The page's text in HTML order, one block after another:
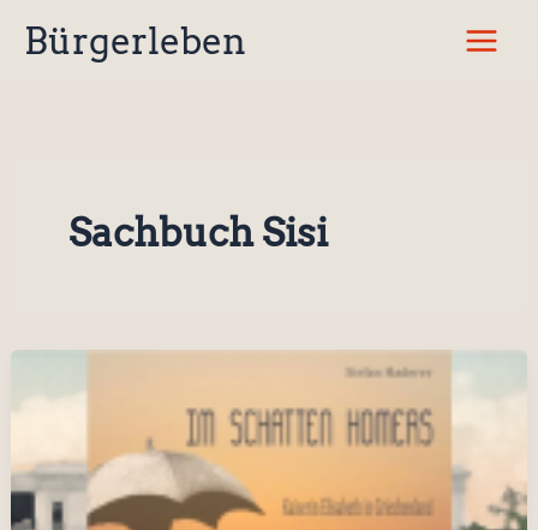
InhaltBürgerleben
Sachbuch Sisi